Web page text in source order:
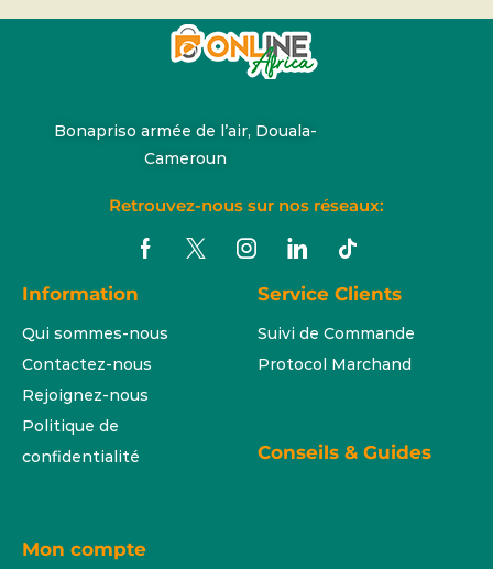
Bonapriso armée de l’air, Douala-
Cameroun
Retrouvez-nous sur nos réseaux:
Information
Qui sommes-nous
Contactez-nous
Rejoignez-nous
Politique de
confidentialité
Service Clients
Suivi de Commande
Protocol Marchand
Conseils & Guides
Mon compte